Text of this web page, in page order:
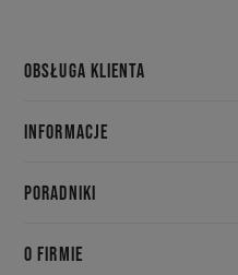
OBSŁUGA KLIENTA
INFORMACJE
PORADNIKI
O FIRMIE